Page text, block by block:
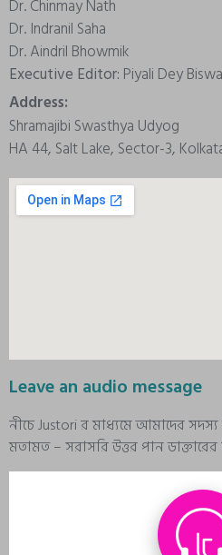
Dr. Chinmay Nath
Dr. Indranil Saha
Dr. Aindril Bhowmik
Executive Editor: Piyali Dey
Address:
Shramajibi Swasthya Udyog
HA 44, Salt Lake, Sector-3,
Leave an audio message
নীচে Justori র মাধ্যমে আমাদের
মতামত – সরাসরি উত্তর পান